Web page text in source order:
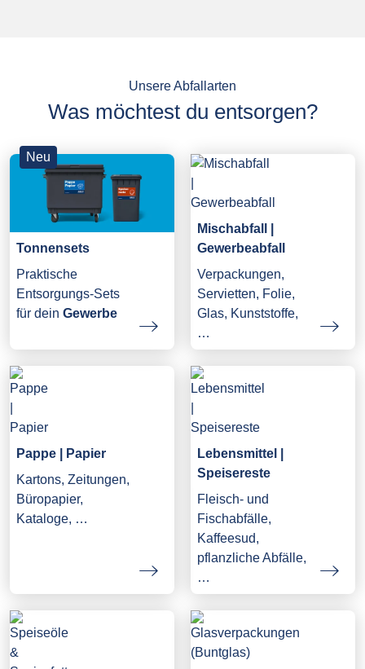
Unsere Abfallarten
Was möchtest du entsorgen?
Neu
Tonnensets
Praktische
Entsorgungs-Sets
für dein Gewerbe
Mischabfall |
Gewerbeabfall
Verpackungen,
Servietten, Folie,
Glas, Kunststoffe,
…
Pappe | Papier
Kartons, Zeitungen,
Büropapier,
Kataloge, …
Lebensmittel |
Speisereste
Fleisch- und
Fischabfälle,
Kaffeesud,
pflanzliche Abfälle,
…